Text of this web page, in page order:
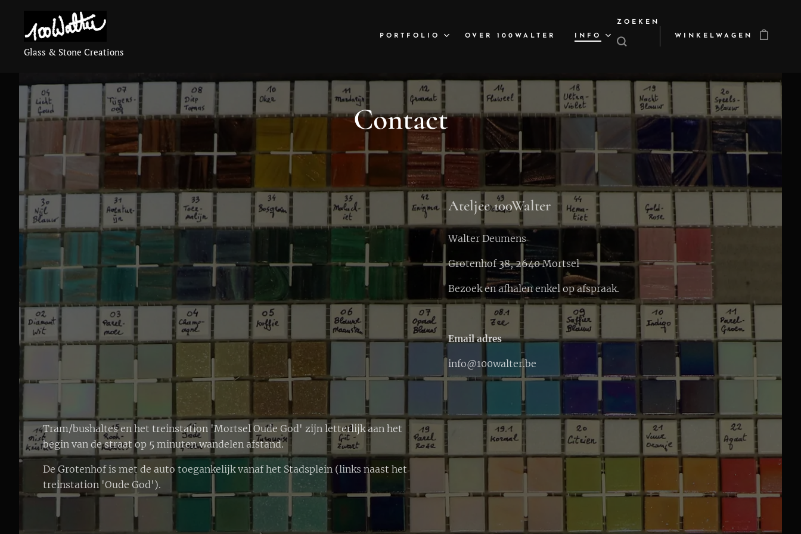
Glass & Stone Creations
PORTFOLIO OVER 100WALTER INFO
ZOEKEN
WINKELWAGEN
Contact
Tram/bushaltes en het treinstation 'Mortsel Oude God' zijn letterlijk aan het
begin van de straat op 5 minuten wandelen afstand.
De Grotenhof is met de auto toegankelijk vanaf het Stadsplein (links naast het
treinstation 'Oude God').
Ateljee 100Walter
Walter Deumens
Grotenhof 38, 2640 Mortsel
Bezoek en afhalen enkel op afspraak.
Email adres
info@100walter.be